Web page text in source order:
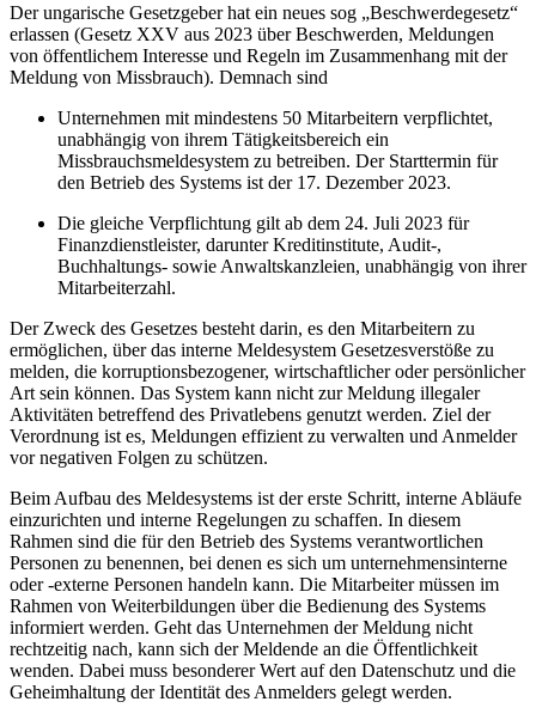
Der ungarische Gesetzgeber hat ein neues sog „Beschwerdegesetz“
erlassen (Gesetz XXV aus 2023 über Beschwerden, Meldungen
von öffentlichem Interesse und Regeln im Zusammenhang mit der
Meldung von Missbrauch). Demnach sind
Unternehmen mit mindestens 50 Mitarbeitern verpflichtet,
unabhängig von ihrem Tätigkeitsbereich ein
Missbrauchsmeldesystem zu betreiben. Der Starttermin für
den Betrieb des Systems ist der 17. Dezember 2023.
Die gleiche Verpflichtung gilt ab dem 24. Juli 2023 für
Finanzdienstleister, darunter Kreditinstitute, Audit-,
Buchhaltungs- sowie Anwaltskanzleien, unabhängig von ihrer
Mitarbeiterzahl.
Der Zweck des Gesetzes besteht darin, es den Mitarbeitern zu
ermöglichen, über das interne Meldesystem Gesetzesverstöße zu
melden, die korruptionsbezogener, wirtschaftlicher oder persönlicher
Art sein können. Das System kann nicht zur Meldung illegaler
Aktivitäten betreffend des Privatlebens genutzt werden. Ziel der
Verordnung ist es, Meldungen effizient zu verwalten und Anmelder
vor negativen Folgen zu schützen.
Beim Aufbau des Meldesystems ist der erste Schritt, interne Abläufe
einzurichten und interne Regelungen zu schaffen. In diesem
Rahmen sind die für den Betrieb des Systems verantwortlichen
Personen zu benennen, bei denen es sich um unternehmensinterne
oder -externe Personen handeln kann. Die Mitarbeiter müssen im
Rahmen von Weiterbildungen über die Bedienung des Systems
informiert werden. Geht das Unternehmen der Meldung nicht
rechtzeitig nach, kann sich der Meldende an die Öffentlichkeit
wenden. Dabei muss besonderer Wert auf den Datenschutz und die
Geheimhaltung der Identität des Anmelders gelegt werden.